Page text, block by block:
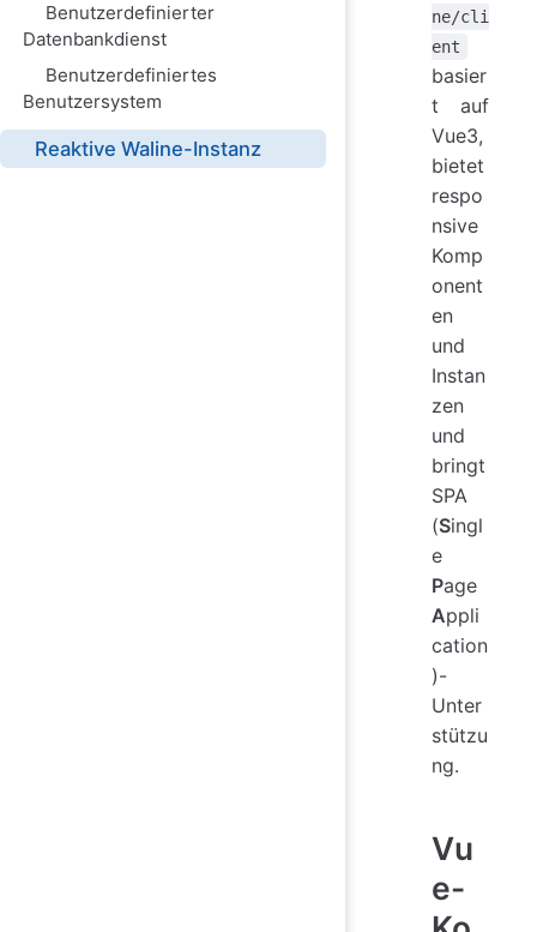
Benutzerdefinierter
Datenbankdienst
Benutzerdefiniertes
Benutzersystem
Reaktive Waline-Instanz
ne/cli
ent
basier
t auf
Vue3,
bietet
respo
nsive
Komp
onent
en
und
Instan
zen
und
bringt
SPA
(Singl
e
Page
Appli
cation
)-
Unter
stützu
ng.
Vu
e-